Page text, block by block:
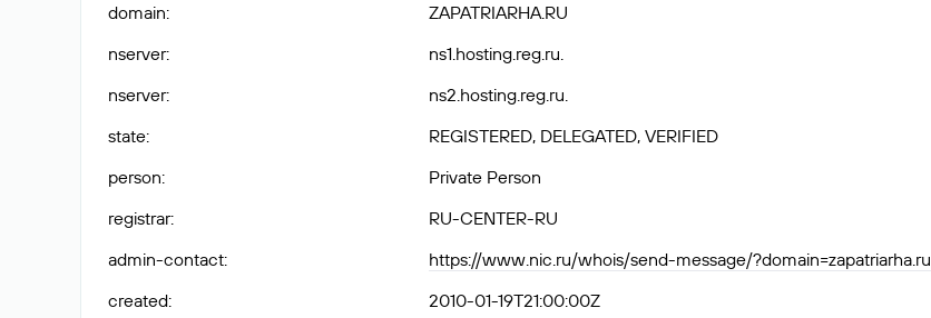
domain:
ZAPATRIARHA.RU
nserver:
ns1.hosting.reg.ru.
nserver:
ns2.hosting.reg.ru.
state:
REGISTERED, DELEGATED, VERIFIED
person:
Private Person
registrar:
RU-CENTER-RU
admin-contact:
https://www.nic.ru/whois/send-message/?domain=zapatriarha.ru
created:
2010-01-19T21:00:00Z